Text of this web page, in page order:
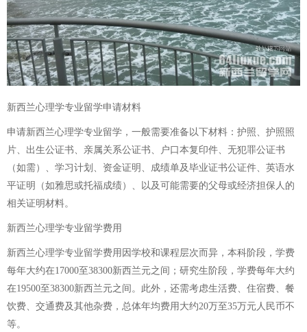
新西兰心理学专业留学申请材料
申请新西兰心理学专业留学，一般需要准备以下材料：护照、护照照
片、出生公证书、亲属关系公证书、户口本复印件、无犯罪公证书
（如需）、学习计划、资金证明、成绩单及毕业证书公证件、英语水
平证明（如雅思或托福成绩）、以及可能需要的父母或经济担保人的
相关证明材料。
新西兰心理学专业留学费用
新西兰心理学专业留学费用因学校和课程层次而异，本科阶段，学费
每年大约在17000至38300新西兰元之间；研究生阶段，学费每年大约
在19500至38300新西兰元之间。此外，还需考虑生活费、住宿费、餐
饮费、交通费及其他杂费，总体年均费用大约20万至35万元人民币不
等。